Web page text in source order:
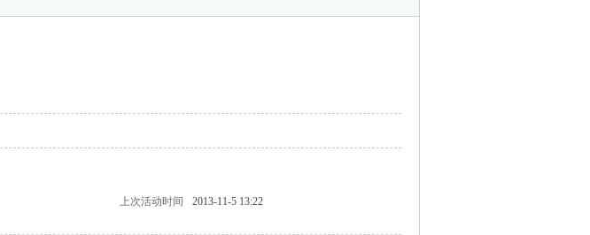
上次活动时间
2013-11-5 13:22